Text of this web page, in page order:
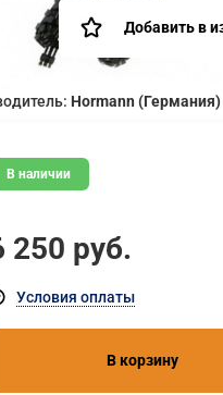
Добавить в
Hormann (Германия)
В наличии
250 руб.
Условия оплаты
В корзину